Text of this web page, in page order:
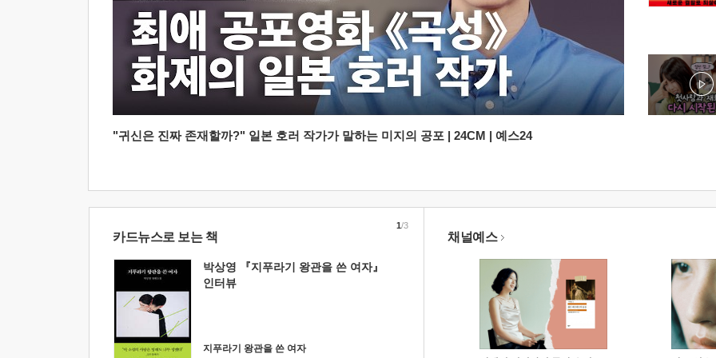
"귀신은 진짜 존재할까?" 일본 호러 작가가 말하는 미지의 공포 | 24CM | 예스24
카드뉴스로 보는 책
박상영 『지푸라기 왕관을 쓴 여자』
인터뷰
지푸라기 왕관을 쓴 여자
1/3
채널예스